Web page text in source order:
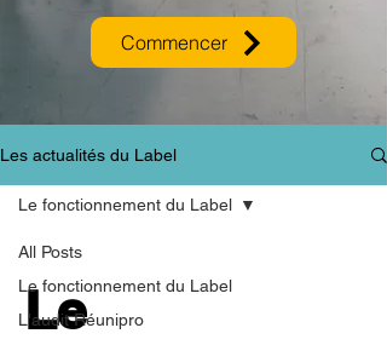
Commencer
Les actualités du Label
All Posts
Le fonctionnement du Label
L'audit Réunipro
Le fonctionnement du Label
Le